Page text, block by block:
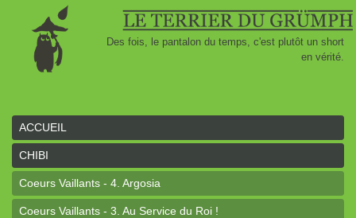
Des fois, le pantalon du temps, c'est plutôt un short
en vérité.
ACCUEIL
CHIBI
Coeurs Vaillants - 4. Argosia
Coeurs Vaillants - 3. Au Service du Roi !